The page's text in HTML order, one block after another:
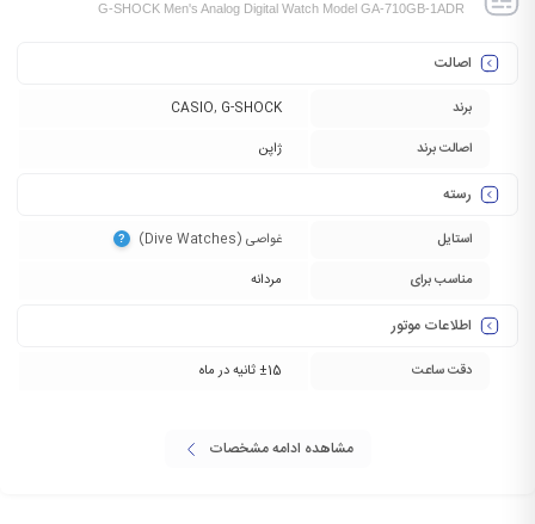
G-SHOCK Men's Analog Digital Watch Model GA-710GB-1ADR
اصالت
برند CASIO, G-SHOCK
اصالت برند
ژاپن
رسته
استایل غواصی (Dive Watches)‏ ?
مناسب برای مردانه
اطلاعات موتور
دقت ساعت ±15 ثانیه در ماه
مشاهده ادامه مشخصات